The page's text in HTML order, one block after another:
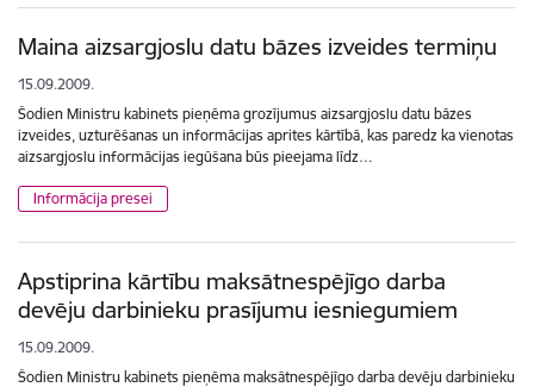
Maina aizsargjoslu datu bāzes izveides termiņu
15.09.2009.
Šodien Ministru kabinets pieņēma grozījumus aizsargjoslu datu bāzes
izveides, uzturēšanas un informācijas aprites kārtībā, kas paredz ka vienotas
aizsargjoslu informācijas iegūšana būs pieejama līdz…
Informācija presei
Apstiprina kārtību maksātnespējīgo darba
devēju darbinieku prasījumu iesniegumiem
15.09.2009.
Šodien Ministru kabinets pieņēma maksātnespējīgo darba devēju darbinieku